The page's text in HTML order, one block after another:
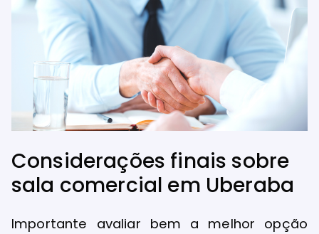
Considerações finais sobre
sala comercial em Uberaba
Importante avaliar bem a melhor opção